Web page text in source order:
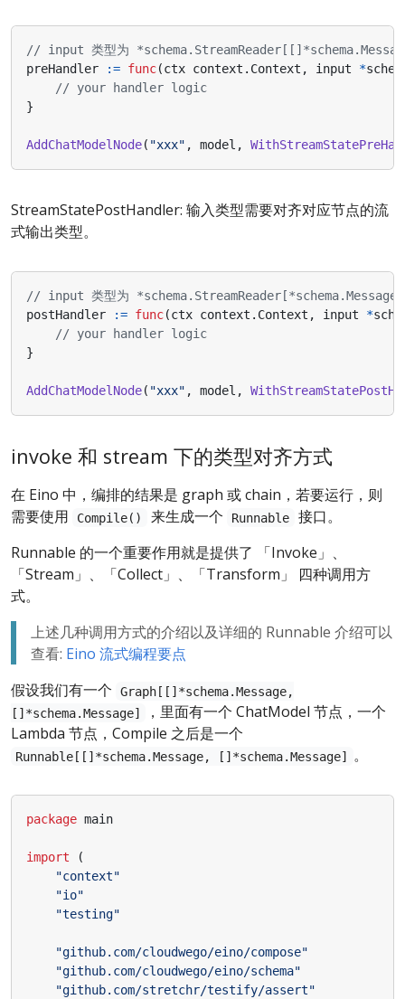
// input 类型为
preHandler
:= func(ctx context . Context , input *
// your handler logic
}
AddChatModelNode( "xxx" , model ,
StreamStatePostHandler: 输入类型需要对齐对应节点的流
式输出类型。
// input 类型为 *schema.StreamReader[*schema.Message]
postHandler
:= func(ctx context . Context , input *
// your handler logic
}
AddChatModelNode( "xxx" , model ,
invoke 和 stream 下的类型对齐方式
在 Eino 中，编排的结果是 graph 或 chain，若要运行，则
需要使用
Compile() 来生成一个 Runnable
接口。
Runnable 的一个重要作用就是提供了 「Invoke」、
「Stream」、「Collect」、「Transform」 四种调用方
式。
上述几种调用方式的介绍以及详细的 Runnable 介绍可以
查看: Eino 流式编程要点
假设我们有一个
Graph[[]*schema.Message,
[]*schema.Message]
，里面有一个 ChatModel 节点，一个
Lambda 节点，Compile 之后是一个
Runnable[[]*schema.Message, []*schema.Message] 。
package main
import
(
"context"
"io"
"testing"
"github.com/cloudwego/eino/compose"
"github.com/cloudwego/eino/schema"
"github.com/stretchr/testify/assert"